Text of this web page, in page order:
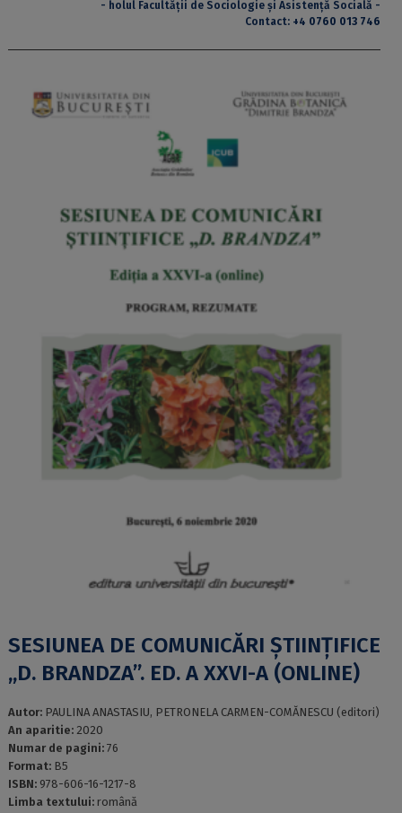
- holul Facultății de Sociologie și Asistență Socială -
Contact: +4 0760 013 746
SESIUNEA DE COMUNICĂRI ȘTIINȚIFICE
„D. BRANDZA”. ED. A XXVI-A (ONLINE)
Autor: PAULINA ANASTASIU, PETRONELA CARMEN-COMĂNESCU (editori)
An aparitie: 2020
Numar de pagini: 76
Format: B5
ISBN: 978-606-16-1217-8
Limba textului: română